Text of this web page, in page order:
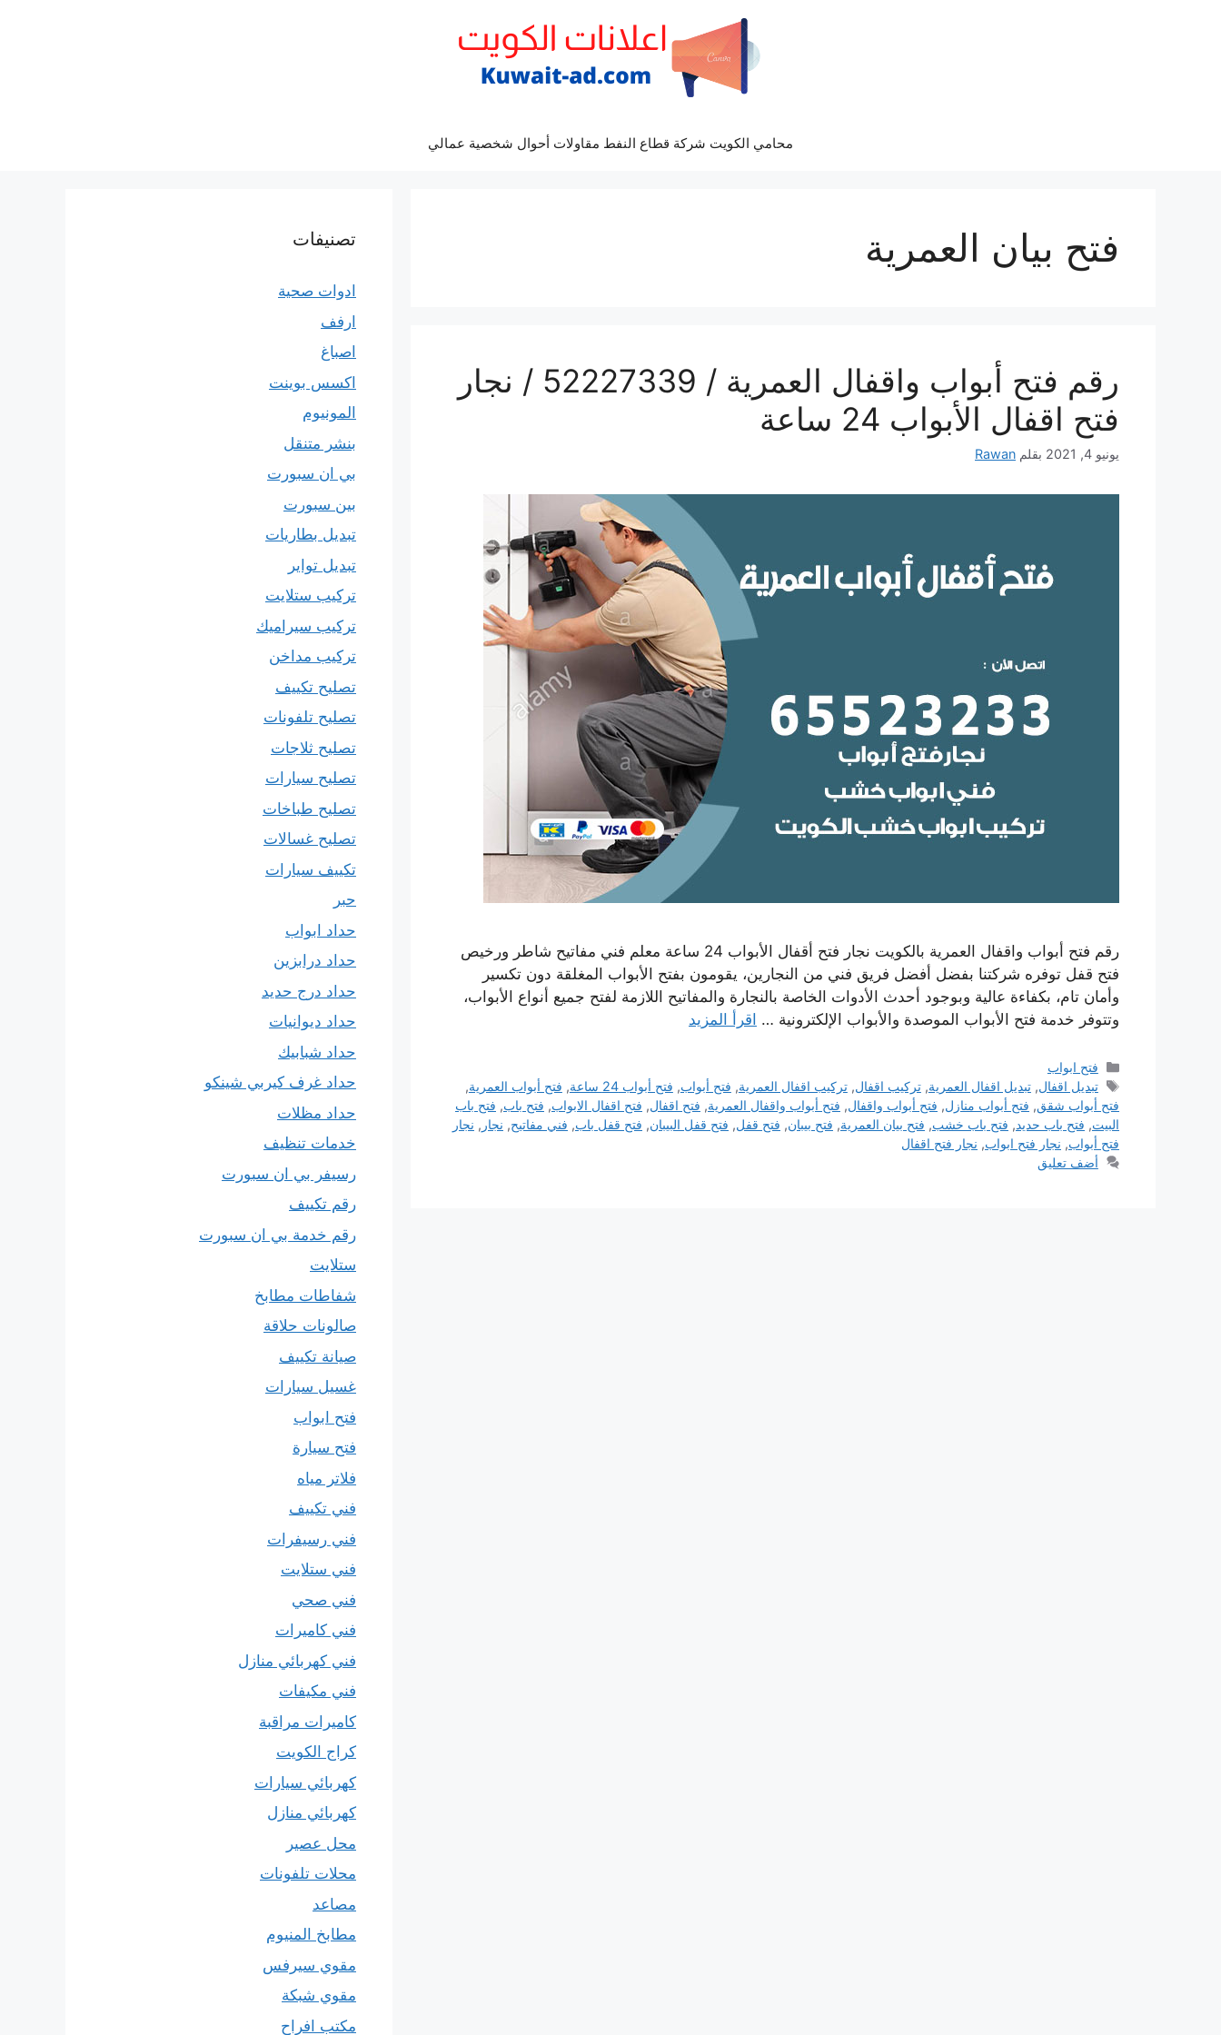
محامي الكويت شركة قطاع النفط مقاولات أحوال شخصية عمالي
فتح بيان العمرية
رقم فتح أبواب واقفال العمرية / 52227339 / نجار
فتح اقفال الأبواب 24 ساعة
يونيو 4, 2021 بقلم Rawan
رقم فتح أبواب واقفال العمرية بالكويت نجار فتح أقفال الأبواب 24 ساعة معلم فني مفاتيح شاطر ورخيص
فتح قفل توفره شركتنا بفضل أفضل فريق فني من النجارين، يقومون بفتح الأبواب المغلقة دون تكسير
وأمان تام، بكفاءة عالية وبوجود أحدث الأدوات الخاصة بالنجارة والمفاتيح اللازمة لفتح جميع أنواع الأبواب،
وتتوفر خدمة فتح الأبواب الموصدة والأبواب الإلكترونية … اقرأ المزيد
التصنيفات
فتح ابواب
الوسوم
تبديل اقفال,تبديل اقفال العمرية,تركيب اقفال,تركيب اقفال العمرية, فتح أبواب, فتح أبواب 24 ساعة , فتح أبواب العمرية,
فتح أبواب شقق, فتح أبواب منازل, فتح أبواب واقفال, فتح أبواب واقفال العمرية, فتح اقفال, فتح اقفال الابواب, فتح باب, فتح باب
البيت, فتح باب حديد, فتح باب خشب, فتح بيان العمرية, فتح بيبان, فتح قفل, فتح قفل البيبان, فتح قفل باب, فني مفاتيح, نجار , نجار
فتح أبواب, نجار فتح ابواب, نجار فتح اقفال
أضف تعليق
تصنيفات
ادوات صحية
ارفف
اصباغ
اكسس بوينت
المونيوم
بنشر متنقل
بي ان سبورت
بين سبورت
تبديل بطاريات
تبديل تواير
تركيب ستلايت
تركيب سيراميك
تركيب مداخن
تصليح تكييف
تصليح تلفونات
تصليح ثلاجات
تصليح سيارات
تصليح طباخات
تصليح غسالات
تكييف سيارات
حبر
حداد ابواب
حداد درابزين
حداد درج حديد
حداد ديوانيات
حداد شبابيك
حداد غرف كيربي شينكو
حداد مظلات
خدمات تنظيف
رسيفر بي ان سبورت
رقم تكييف
رقم خدمة بي ان سبورت
ستلايت
شفاطات مطابخ
صالونات حلاقة
صيانة تكييف
غسيل سيارات
فتح ابواب
فتح سيارة
فلاتر مياه
فني تكييف
فني رسيفرات
فني ستلايت
فني صحي
فني كاميرات
فني كهربائي منازل
فني مكيفات
كاميرات مراقبة
كراج الكويت
كهربائي سيارات
كهربائي منازل
محل عصير
محلات تلفونات
مصاعد
مطابخ المنيوم
مقوي سيرفس
مقوي شبكة
مكتب افراح